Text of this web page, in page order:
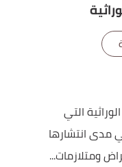
التي
مدى انتشارها
ومتلازمات...